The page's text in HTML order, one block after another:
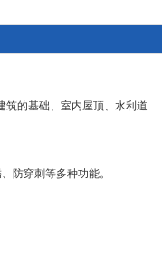
筑的基础、室内屋顶、水利道
防穿刺等多种功能。